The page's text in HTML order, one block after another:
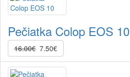
Pečiatka Colop EOS 10
16.00€ 7.50€